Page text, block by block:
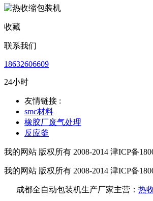
收藏
联系我们
18632606609
24小时
友情链接 :
smc材料
橡胶厂废气处理
反应釜
我的网站 版权所有 2008-2014 津ICP备
我的网站 版权所有 2008-2014 津ICP备
成都全自动包装机生产厂家主营： 热